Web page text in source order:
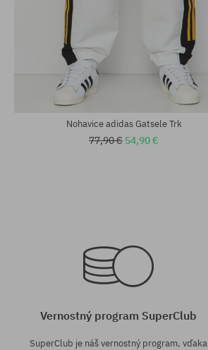
Dostupné veľkosti:
Nohavice adidas Gatsele Trk
77,90 € 54,90 €
Vernostný program SuperClub
SuperClub je náš vernostný program, vďaka